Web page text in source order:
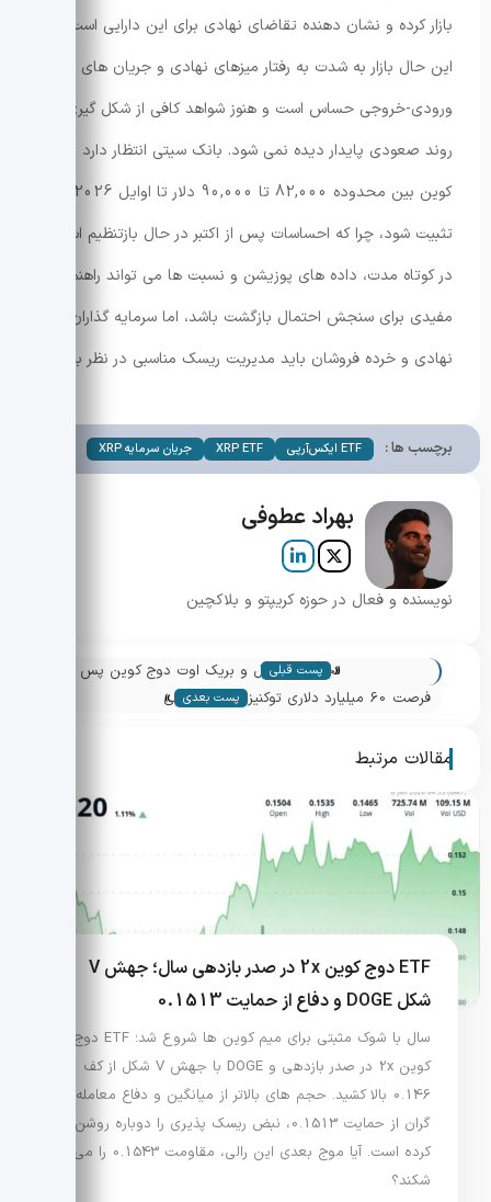
بازار کرده و نشان دهنده تقاضای نهادی برای این دارایی است. با
این حال بازار به شدت به رفتار میزهای نهادی و جریان های
ورودی-خروجی حساس است و هنوز شواهد کافی از شکل گیری یک
روند صعودی پایدار دیده نمی شود. بانک سیتی انتظار دارد بیت
کوین بین محدوده 82,000 تا 90,000 دلار تا اوایل 2026
تثبیت شود، چرا که احساسات پس از اکتبر در حال بازتنظیم است.
در کوتاه مدت، داده های پوزیشن و نسبت ها می تواند راهنمای
مفیدی برای سنجش احتمال بازگشت باشد، اما سرمایه گذاران
نهادی و خرده فروشان باید مدیریت ریسک مناسبی در نظر بگیرند.
برچسب ها : ETF ایکس‌آر‌پی XRP ETF جریان سرمایه XRP
بهراد عطوفی
نویسنده و فعال در حوزه کریپتو و بلاکچین
« پست قبلی
تحلیل تکنیکال و بریک اوت دوج کوین پس از
ورود ETF‌های اسپات آمریکا
فرصت 60 میلیارد دلاری توکنیزه سازی دارایی
پست بعدی »
مقالات مرتبط
ETF دوج کوین 2x در صدر بازدهی سال؛ جهش V
شکل DOGE و دفاع از حمایت 0.1513
سال با شوک مثبتی برای میم کوین ها شروع شد؛ ETF دوج
کوین 2x در صدر بازدهی و DOGE با جهش V شکل از کف
0.146 بالا کشید. حجم های بالاتر از میانگین و دفاع معامله
گران از حمایت 0.1513، نبض ریسک پذیری را دوباره روشن
کرده است. آیا موج بعدی این رالی، مقاومت 0.1543 را می
شکند؟